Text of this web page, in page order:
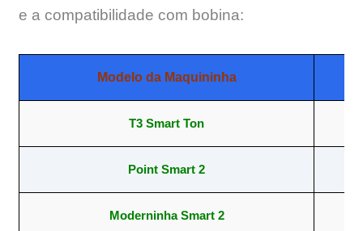
e a compatibilidade com bobina:
Modelo da Maquininha
T3 Smart Ton
Point Smart 2
Moderninha Smart 2